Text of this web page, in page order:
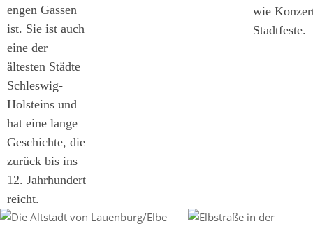
engen Gassen
ist. Sie ist auch
eine der
ältesten Städte
Schleswig-
Holsteins und
hat eine lange
Geschichte, die
zurück bis ins
12. Jahrhundert
reicht.
wie
Stadtfeste.